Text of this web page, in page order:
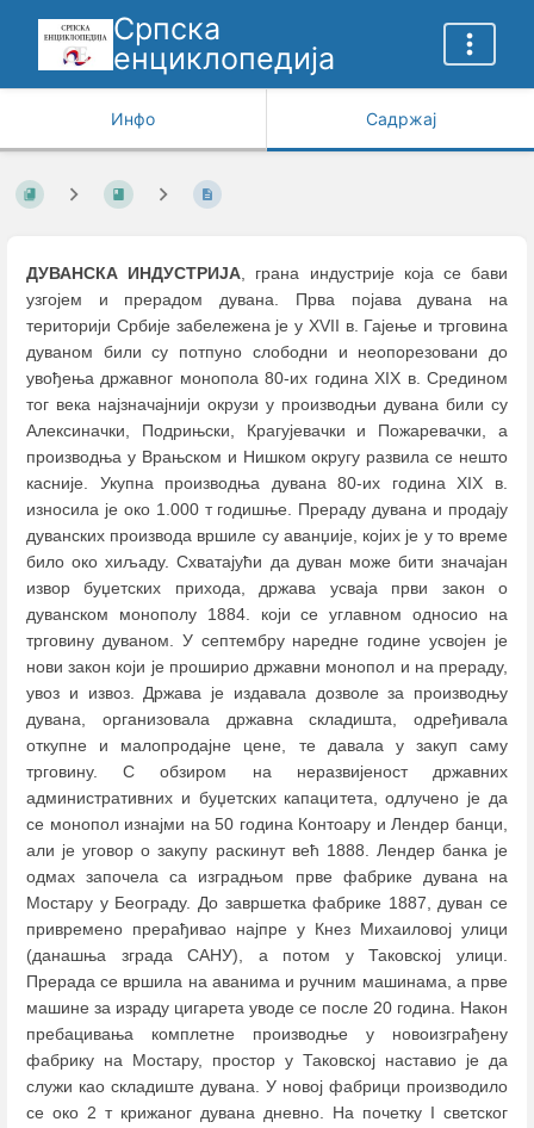
Српска
енциклопедија
Инфо Садржај
ДУВАНСКА ИНДУСТРИЈА, грана индустрије која се бави
узгојем и прерадом дувана. Прва појава дувана на
територији Србије забележена је у XVII в. Гајење и трговина
дуваном били су потпуно слободни и неопорезовани до
увођења државног монопола 80-их година XIX в. Средином
тог века најзначајнији окрузи у производњи дувана били су
Алексиначки, Подрињски, Крагујевачки и Пожаревачки, а
производња у Врањском и Нишком округу развила се нешто
касније. Укупна производња дувана 80-их година XIX в.
износила је око 1.000 т годишње. Прераду дувана и продају
дуванских производа вршиле су аванџије, којих је у то време
било око хиљаду. Схватајући да дуван може бити значајан
извор буџетских прихода, држава усваја први закон о
дуванском монополу 1884. који се углавном односио на
трговину дуваном. У септембру наредне године усвојен је
нови закон који је проширио државни монопол и на прераду,
увоз и извоз. Држава је издавала дозволе за производњу
дувана, организовала државна складишта, одређивала
откупне и малопродајне цене, те давала у закуп саму
трговину. С обзиром на неразвијеност државних
административних и буџетских капацитета, одлучено је да
се монопол изнајми на 50 година Контоару и Лендер банци,
али је уговор о закупу раскинут већ 1888. Лендер банка је
одмах започела са изградњом прве фабрике дувана на
Мостару у Београду. До завршетка фабрике 1887, дуван се
привремено прерађивао најпре у Кнез Михаиловој улици
(данашња зграда САНУ), а потом у Таковској улици.
Прерада се вршила на аванима и ручним машинама, а прве
машине за израду цигарета уводе се после 20 година. Након
пребацивања комплетне производње у новоизграђену
фабрику на Мостару, простор у Таковској наставио је да
служи као складиште дувана. У новој фабрици производило
се око 2 т крижаног дувана дневно. На почетку I светског